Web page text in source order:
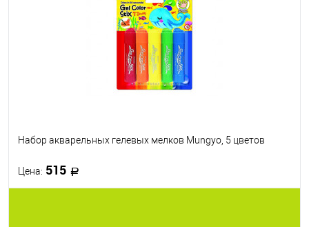
В наличии
Набор акварельных гелевых мелков Mungyo, 5 цветов
Цена: 515